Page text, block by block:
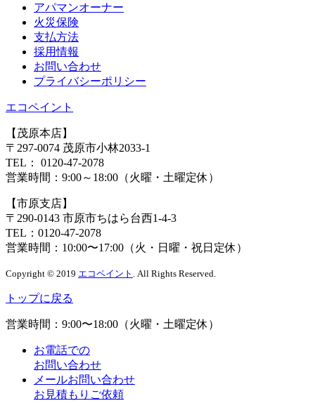
アパマンオーナー
⽕災保険
⽀払⽅法
採⽤情報
お問い合わせ
プライバシーポリシー
エコペイント
【茂原本店】
〒297-0074 茂原市小林2033-1
TEL：
0120-47-2078
営業時間： 9:00～18:00（火曜・土曜定休）
【市原支店】
〒290-0143 市原市ちはら台西1-4-3
TEL： 0120-47-2078
営業時間： 10:00〜17:00（火・日曜・祝日定休）
Copyright © 2019 エコペイント . All Rights Reserved.
トップに戻る
営業時間： 9:00〜18:00（火曜・土曜定休）
お電話での
お問い合わせ
メールお問い合わせ
お見積もりご依頼